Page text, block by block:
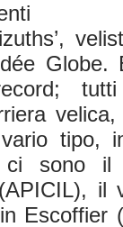
tutti
tipo,
sono il
il
Escoffier